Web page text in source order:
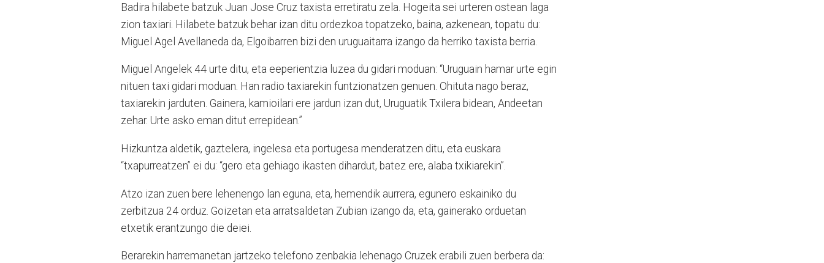
Badira hilabete batzuk Juan Jose Cruz taxista erretiratu zela. Hogeita sei urteren ostean laga
zion taxiari. Hilabete batzuk behar izan ditu ordezkoa topatzeko, baina, azkenean, topatu du:
Miguel Agel Avellaneda da, Elgoibarren bizi den uruguaitarra izango da herriko taxista berria.
Miguel Angelek 44 urte ditu, eta eeperientzia luzea du gidari moduan: “Uruguain hamar urte egin
nituen taxi gidari moduan. Han radio taxiarekin funtzionatzen genuen. Ohituta nago beraz,
taxiarekin jarduten. Gainera, kamioilari ere jardun izan dut, Uruguatik Txilera bidean, Andeetan
zehar. Urte asko eman ditut errepidean.”
Hizkuntza aldetik, gaztelera, ingelesa eta portugesa menderatzen ditu, eta euskara
“txapurreatzen” ei du: “gero eta gehiago ikasten dihardut, batez ere, alaba txikiarekin”.
Atzo izan zuen bere lehenengo lan eguna, eta, hemendik aurrera, egunero eskainiko du
zerbitzua 24 orduz. Goizetan eta arratsaldetan Zubian izango da, eta, gainerako orduetan
etxetik erantzungo die deiei.
Berarekin harremanetan jartzeko telefono zenbakia lehenago Cruzek erabili zuen berbera da: